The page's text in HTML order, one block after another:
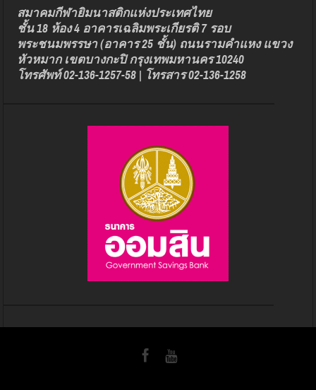
สมาคมกีฬายิมนาสติกแห่งประเทศไทย
ชั้น 18 ห้อง 4 อาคารเฉลิมพระเกียรติ 7 รอบ
พระชนมพรรษา (อาคาร 25 ชั้น) ถนนรามคำแหง แขวง
หัวหมาก เขตบางกะปิ กรุงเทพมหานคร 10240
โทรศัพท์ 02-136-1257-58 | โทรสาร 02-136-1258